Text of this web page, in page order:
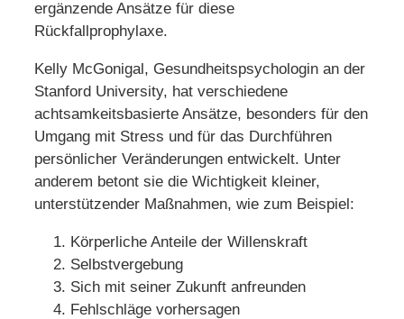
ergänzende Ansätze für diese
Rückfallprophylaxe.
Kelly McGonigal, Gesundheitspsychologin an der
Stanford University, hat verschiedene
achtsamkeitsbasierte Ansätze, besonders für den
Umgang mit Stress und für das Durchführen
persönlicher Veränderungen entwickelt. Unter
anderem betont sie die Wichtigkeit kleiner,
unterstützender Maßnahmen, wie zum Beispiel:
Körperliche Anteile der Willenskraft
Selbstvergebung
Sich mit seiner Zukunft anfreunden
Fehlschläge vorhersagen